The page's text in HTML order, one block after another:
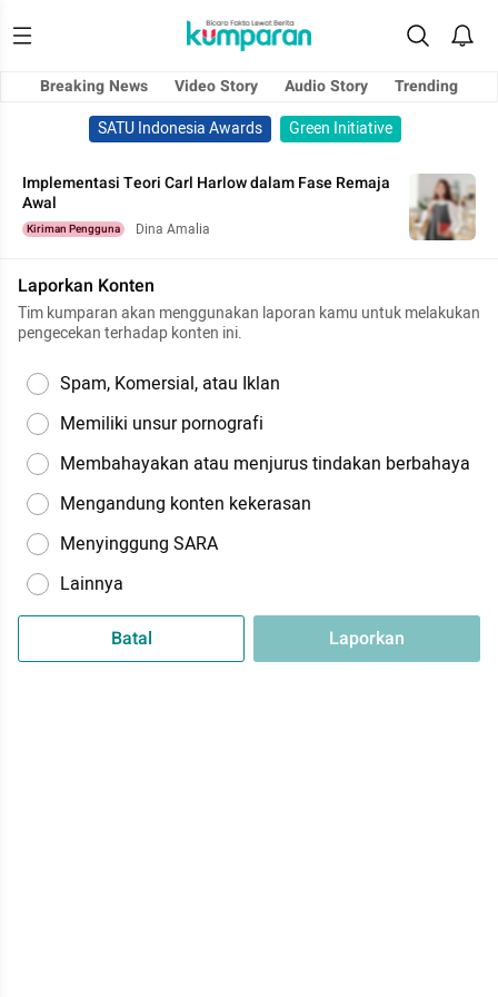
Breaking News Video Story Audio Story
Trending
SATU Indonesia Awards
Green Initiative
Implementasi Teori Carl Harlow dalam Fase Remaja
Awal
Kiriman Pengguna Dina Amalia
Laporkan Konten
Tim kumparan akan menggunakan laporan kamu untuk melakukan
pengecekan terhadap konten ini.
Spam, Komersial, atau Iklan
Memiliki unsur pornografi
Membahayakan atau menjurus tindakan berbahaya
Mengandung konten kekerasan
Menyinggung SARA
Lainnya
Batal Laporkan